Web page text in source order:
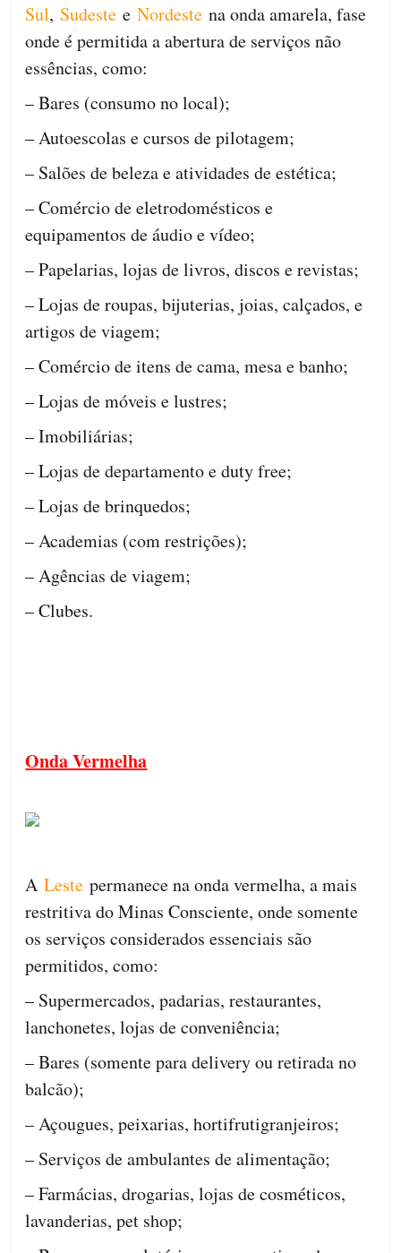
Sul, Sudeste eNordeste na onda amarela, fase
onde é permitida a abertura de serviços não
essências, como:
– Bares (consumo no local);
– Autoescolas e cursos de pilotagem;
– Salões de beleza e atividades de estética;
– Comércio de eletrodomésticos e
equipamentos de áudio e vídeo;
– Papelarias, lojas de livros, discos e revistas;
– Lojas de roupas, bijuterias, joias, calçados, e
artigos de viagem;
– Comércio de itens de cama, mesa e banho;
– Lojas de móveis e lustres;
– Imobiliárias;
– Lojas de departamento e duty free;
– Lojas de brinquedos;
– Academias (com restrições);
– Agências de viagem;
– Clubes.
Onda Vermelha
ALeste permanece na onda vermelha, a mais
restritiva do Minas Consciente, onde somente
os serviços considerados essenciais são
permitidos, como:
– Supermercados, padarias, restaurantes,
lanchonetes, lojas de conveniência;
– Bares (somente para delivery ou retirada no
balcão);
– Açougues, peixarias, hortifrutigranjeiros;
– Serviços de ambulantes de alimentação;
– Farmácias, drogarias, lojas de cosméticos,
lavanderias, pet shop;